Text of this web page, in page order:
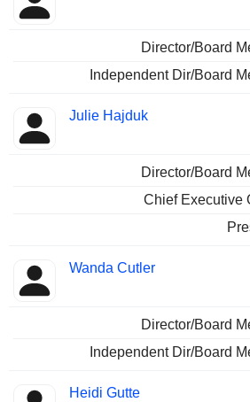
Director/Board
Independent Dir/Board
Julie Hajduk
Director/Board
Chief Executive
Wanda Cutler
Director/Board
Independent Dir/Board
Heidi Gutte